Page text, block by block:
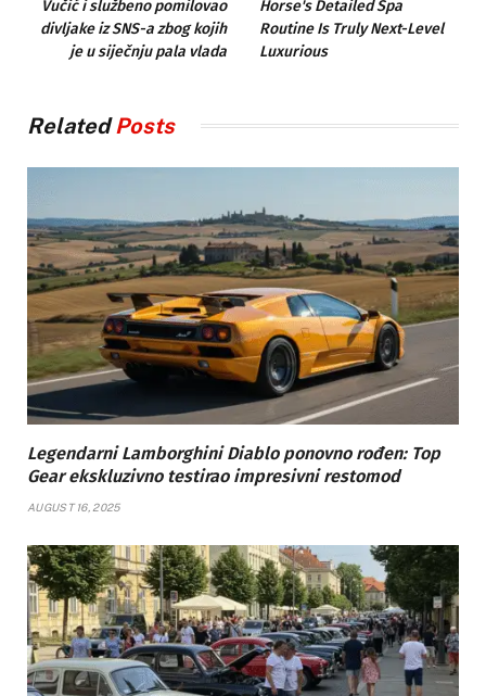
Vučić i službeno pomilovao
divljake iz SNS-a zbog kojih
je u siječnju pala vlada
Horse's Detailed Spa
Routine Is Truly Next-Level
Luxurious
RelatedPosts
Legendarni Lamborghini Diablo ponovno rođen: Top
Gear ekskluzivno testirao impresivni restomod
AUGUST 16, 2025